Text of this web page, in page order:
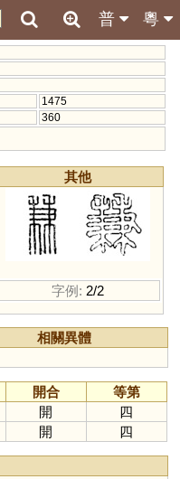
粵
普
1475
360
其他
字例: 2/2
相關異體
開合
等第
開
四
開 四